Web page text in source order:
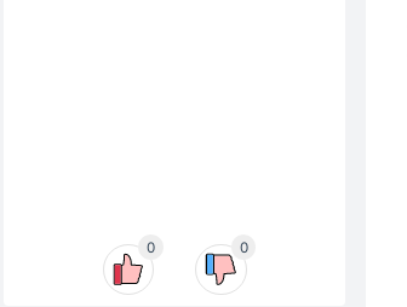
0 0